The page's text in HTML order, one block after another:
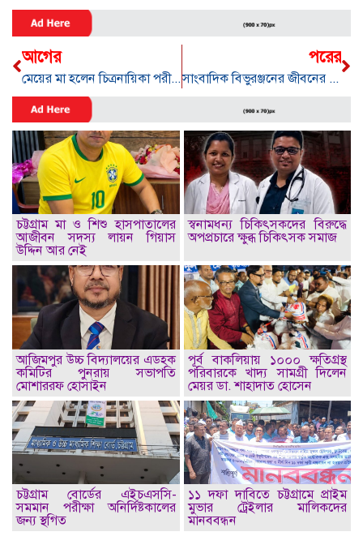
আগের
মেয়ের মা হলেন চিত্রনায়িকা পরীমণি
পরের
সাংবাদিক বিভুরঞ্জনের জীবনের শেষ চিঠি
চট্টগ্রাম মা ও শিশু হাসপাতালের
আজীবন সদস্য লায়ন গিয়াস
উদ্দিন আর নেই
স্বনামধন্য চিকিৎসকদের বিরুদ্ধে
অপপ্রচারে ক্ষুব্ধ চিকিৎসক সমাজ
আজিমপুর উচ্চ বিদ্যালয়ের এডহক
কমিটির পুনরায় সভাপতি
মোশাররফ হোসাইন
পূর্ব বাকলিয়ায় ১০০০ ক্ষতিগ্রস্থ
পরিবারকে খাদ্য সামগ্রী দিলেন
মেয়র ডা. শাহাদাত হোসেন
চট্টগ্রাম বোর্ডের এইচএসসি-
সমমান পরীক্ষা অনির্দিষ্টকালের
জন্য স্থগিত
১১ দফা দাবিতে চট্টগ্রামে প্রাইম
মুভার ট্রেইলার মালিকদের
মানববন্ধন